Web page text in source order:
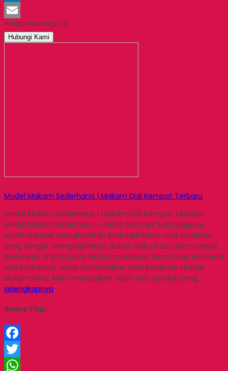
LinkedIn
Email
Harga Hubungi CS
Hubungi Kami
Model Makam Sederhana | Makam Didi Kempot Terbaru
Model Makam Sederhana | Makam Didi Kempot Terbaru
Model Makam Sederhana – Pabrik Marmer Tulungagung
sudah banyak menghasilkan berbagai karya seni, kerajinan
yang sangat mengagumkan. Bahan baku batu alam sangat
berlimpah di kota kami. Hal itu membuat kami terus berkreasi
dan berinovasi untuk memberikan hasil kerajinan terbaik.
Makam Batu Alam merupakan salah satu produk yang…
selengkapnya
Share This :
Facebook
Twitter